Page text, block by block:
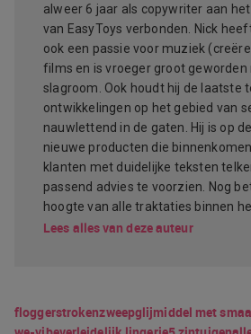
alweer 6 jaar als copywriter aan
van EasyToys verbonden. Nick
ook een passie voor muziek
films en is vroeger groot
slagroom. Ook houdt hij de laatste
ontwikkelingen op het gebied van
nauwlettend in de gaten. Hij is op
nieuwe producten die
klanten met duidelijke teksten
passend advies te voorzien. Nog
hoogte van alle traktaties binnen
Lees alles van deze auteur
floggerstrokenzweepglijmiddel met